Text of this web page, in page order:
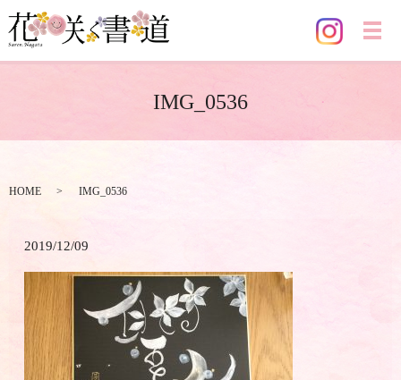
メ
IMG_0536
HOME IMG_0536
2019/12/09